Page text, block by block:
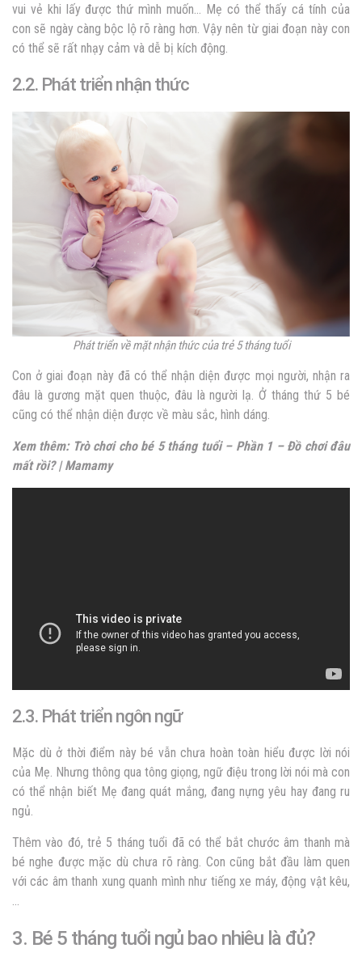
vui vẻ khi lấy được thứ mình muốn… Mẹ có thể thấy cá tính của
con sẽ ngày càng bộc lộ rõ ràng hơn. Vậy nên từ giai đoạn này con
có thể sẽ rất nhạy cảm và dễ bị kích động.
2.2. Phát triển nhận thức
Phát triển về mặt nhận thức của trẻ 5 tháng tuổi
Con ở giai đoạn này đã có thể nhận diện được mọi người, nhận ra
đâu là gương mặt quen thuộc, đâu là người lạ. Ở tháng thứ 5 bé
cũng có thể nhận diện được về màu sắc, hình dáng.
Xem thêm: Trò chơi cho bé 5 tháng tuổi – Phần 1 – Đồ chơi đâu
mất rồi? | Mamamy
2.3. Phát triển ngôn ngữ
Mặc dù ở thời điểm này bé vẫn chưa hoàn toàn hiểu được lời nói
của Mẹ. Nhưng thông qua tông giọng, ngữ điệu trong lời nói mà con
có thể nhận biết Mẹ đang quát mắng, đang nựng yêu hay đang ru
ngủ.
Thêm vào đó, trẻ 5 tháng tuổi đã có thể bắt chước âm thanh mà
bé nghe được mặc dù chưa rõ ràng. Con cũng bắt đầu làm quen
với các âm thanh xung quanh mình như tiếng xe máy, động vật kêu,
3. Bé 5 tháng tuổi ngủ bao nhiêu là đủ?